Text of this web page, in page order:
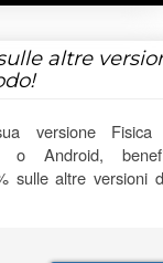
altre
versione Fisica
o Android,
sulle altre versioni